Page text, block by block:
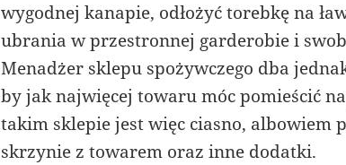
wygodnej kanapie, odłożyć torebkę na
ubrania w przestronnej garderobie i
Menadżer sklepu spożywczego dba
by jak najwięcej towaru móc pomieścić
takim sklepie jest więc ciasno, albowiem
skrzynie z towarem oraz inne dodatki.